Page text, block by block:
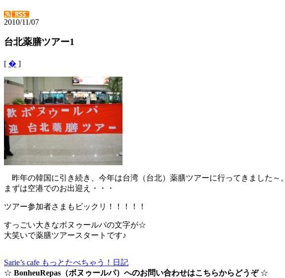
2010/11/07
台北薬膳ツアー1
[ � ]
昨年の韓国に引き続き、今年は台湾（台北）薬膳ツアーに行ってきました～。
まずは空港でのお出迎え・・・
ツアー参加者さまもビックリ！！！！！
すっごい大きなボヌゥールパの文字が☆
大笑いで薬膳ツアースタートです♪
Sarie’s cafe もっとたべちゃう！日記
☆ BonheuRepas（ボヌゥールパ）へのお問い合わせはこちらからどうぞ ☆